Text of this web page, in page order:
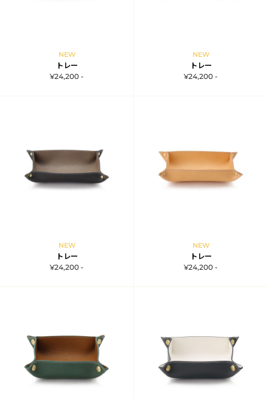
NEW
トレー
¥24,200 -
NEW
トレー
¥24,200 -
NEW
トレー
¥24,200 -
NEW
トレー
¥24,200 -